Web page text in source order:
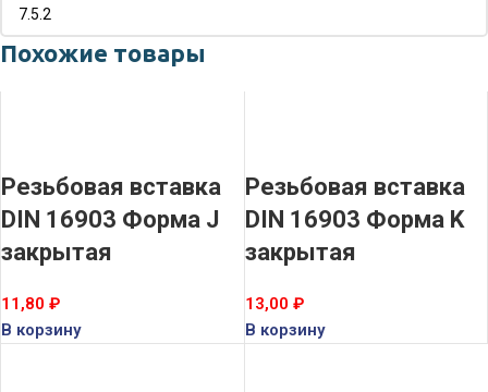
Похожие товары
Резьбовая вставка
DIN 16903 Форма J
закрытая
11,80 ₽
В корзину
Резьбовая вставка
DIN 16903 Форма K
закрытая
13,00 ₽
В корзину